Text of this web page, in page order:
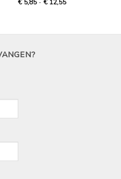
€ 5,85 - € 12,55Prijsklasse:
12,55